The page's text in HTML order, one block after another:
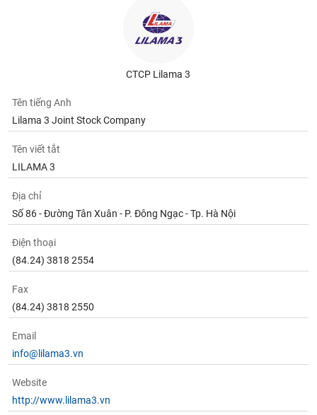
CTCP Lilama 3
Tên tiếng Anh
Lilama 3 Joint Stock Company
Tên viết tắt
LILAMA 3
Địa chỉ
Số 86 - Đường Tân Xuân - P. Đông Ngạc - Tp. Hà Nội
Điện thoại
(84.24) 3818 2554
Fax
(84.24) 3818 2550
Email
info@lilama3.vn
Website
http://www.lilama3.vn